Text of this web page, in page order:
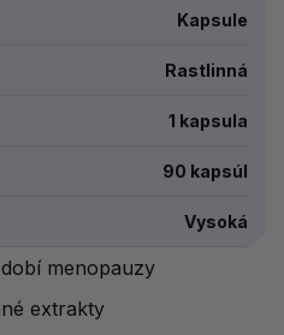
menopauzy
extrakty
Kapsule
Rastlinná
1 kapsula
90 kapsúl
Vysoká